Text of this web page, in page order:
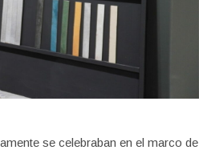
se celebraban en el marco de